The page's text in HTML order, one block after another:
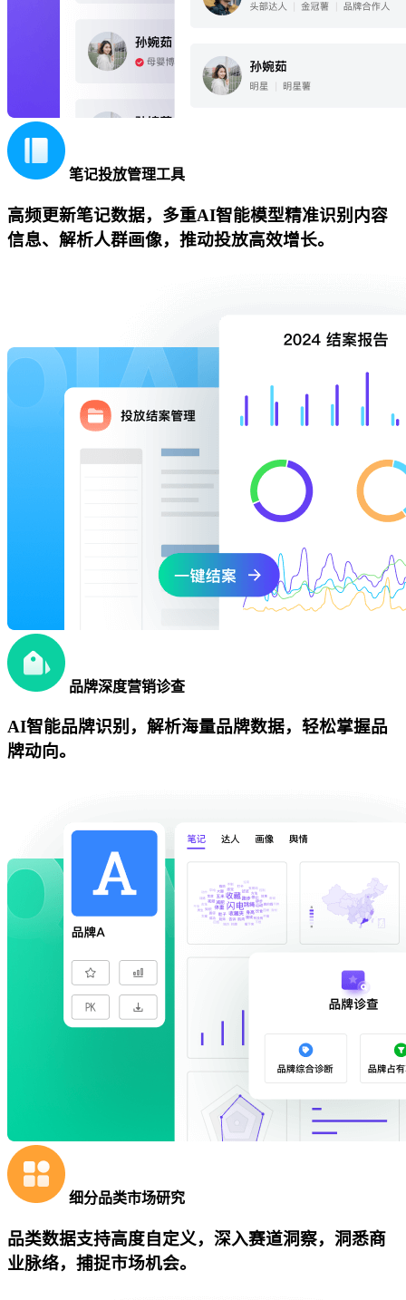
笔记投放管理工具
高频更新笔记数据，多重AI智能模型精准识别内容
信息、解析人群画像，推动投放高效增长。
品牌深度营销诊查
AI智能品牌识别，解析海量品牌数据，轻松掌握品
牌动向。
细分品类市场研究
品类数据支持高度自定义，深入赛道洞察，洞悉商
业脉络，捕捉市场机会。